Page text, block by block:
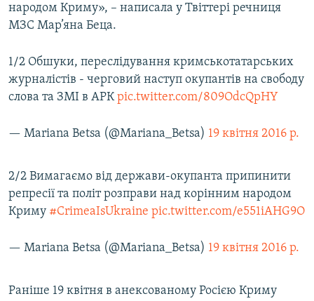
народом Криму», – написала у Твіттері речниця
МЗС Мар’яна Беца.
1/2 Обшуки, переслідування кримськотатарських
журналістів - черговий наступ окупантів на свободу
слова та ЗМІ в АРКpic.twitter.com/809OdcQpHY
— Mariana Betsa (@Mariana_Betsa) 19 квітня 2016 р.
2/2 Вимагаємо від держави-окупанта припинити
репресії та політ розправи над корінним народом
Криму #CrimeaIsUkraine pic.twitter.com/e551iAHG9O
— Mariana Betsa (@Mariana_Betsa) 19 квітня 2016 р.
Раніше 19 квітня в анексованому Росією Криму